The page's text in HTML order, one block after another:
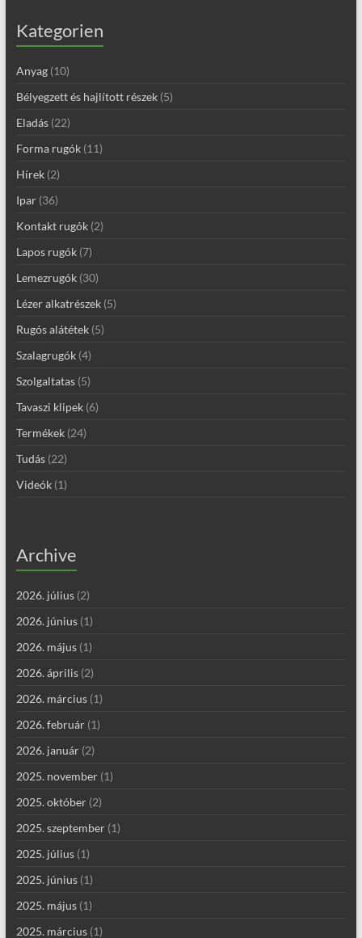
Kategorien
Anyag(10)
Bélyegzett és hajlított részek(5)
Eladás(22)
Forma rugók(11)
Hírek(2)
Ipar(36)
Kontakt rugók(2)
Lapos rugók(7)
Lemezrugók(30)
Lézer alkatrészek(5)
Rugós alátétek(5)
Szalagrugók(4)
Szolgaltatas(5)
Tavaszi klipek(6)
Termékek(24)
Tudás(22)
Videók(1)
Archive
2026. július(2)
2026. június(1)
2026. május(1)
2026. április(2)
2026. március(1)
2026. február(1)
2026. január(2)
2025. november(1)
2025. október(2)
2025. szeptember(1)
2025. július(1)
2025. június(1)
2025. május(1)
2025. március(1)